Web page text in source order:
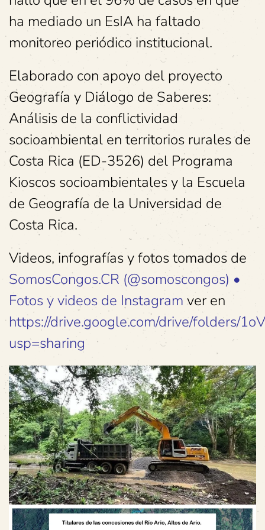
ha mediado un EsIA ha faltado
monitoreo periódico institucional.
Elaborado con apoyo del proyecto
Geografía y Diálogo de Saberes:
Análisis de la conflictividad
socioambiental en territorios rurales de
Costa Rica (ED-3526) del Programa
Kioscos socioambientales y la Escuela
de Geografía de la Universidad de
Costa Rica.
Videos, infografías y fotos tomados de
SomosCongos.CR (@somoscongos) •
Fotos y videos de Instagram ver en
https://drive.google.com/drive/folders/
usp=sharing